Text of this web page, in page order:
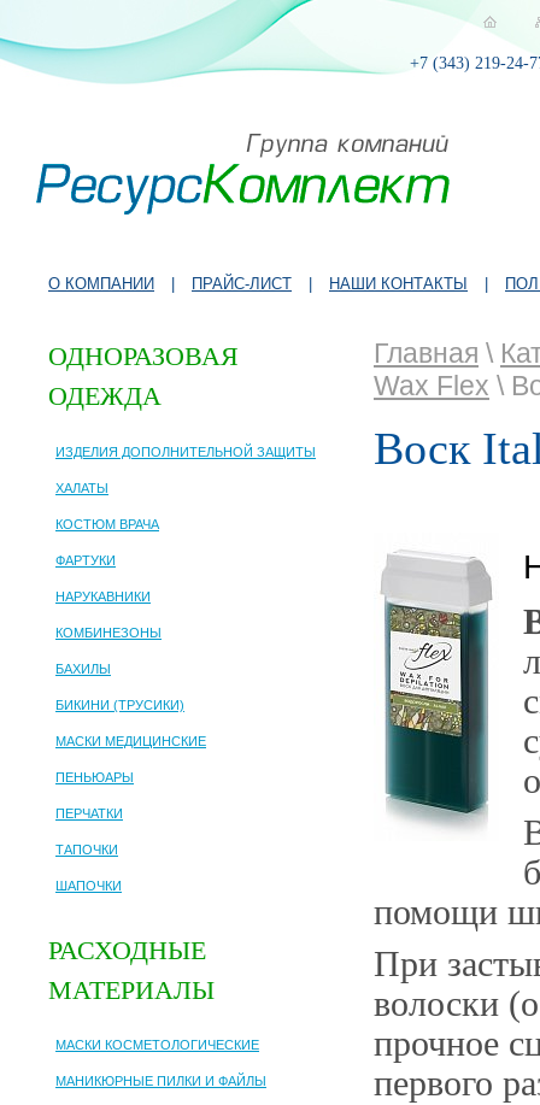
+7 (343) 219-24-
О КОМПАНИИ ПРАЙС-ЛИСТ НАШИ КОНТАКТЫ
ОДНОРАЗОВАЯ
ОДЕЖДА
ИЗДЕЛИЯ ДОПОЛНИТЕЛЬНОЙ ЗАЩИТЫ
ХАЛАТЫ
КОСТЮМ ВРАЧА
ФАРТУКИ
НАРУКАВНИКИ
КОМБИНЕЗОНЫ
БАХИЛЫ
БИКИНИ (ТРУСИКИ)
МАСКИ МЕДИЦИНСКИЕ
ПЕНЬЮАРЫ
ПЕРЧАТКИ
ТАПОЧКИ
ШАПОЧКИ
РАСХОДНЫЕ
МАТЕРИАЛЫ
МАСКИ КОСМЕТОЛОГИЧЕСКИЕ
МАНИКЮРНЫЕ ПИЛКИ И ФАЙЛЫ
Главная \
Wax Flex \
Воск
помощи
При
волоски
прочное
первого